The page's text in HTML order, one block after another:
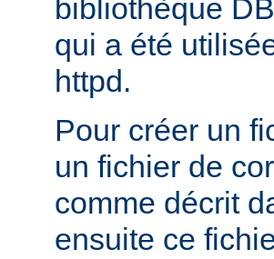
bibliothèque
qui a été
httpd.
Pour créer un
un fichier de
comme décrit
ensuite ce